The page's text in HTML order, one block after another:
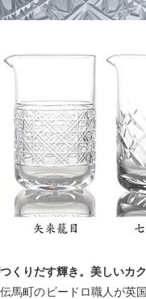
くりだす輝き。美しいカ
馬町のビードロ職人が英